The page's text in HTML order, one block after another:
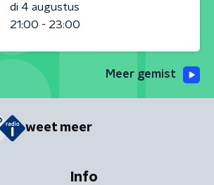
di 4 augustus
21:00 - 23:00
Meer gemist
weet meer
Info